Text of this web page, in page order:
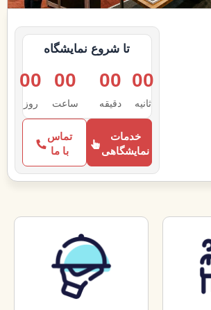
00
روز
00
ساعت‌
00
دقیقه
00
ثانیه
تا شروع نمایشگاه
خدمات
نمایشگاهی
تماس
با ما